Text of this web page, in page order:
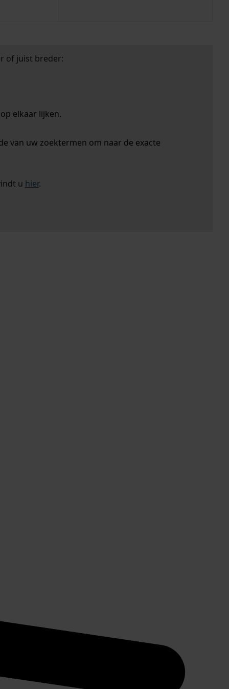
of juist breder:
elkaar lijken.
van uw zoektermen om naar de exacte
u hier.